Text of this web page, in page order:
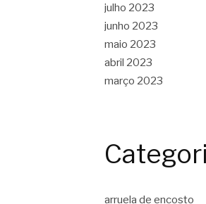
julho 2023
junho 2023
maio 2023
abril 2023
março 2023
arruela de encosto